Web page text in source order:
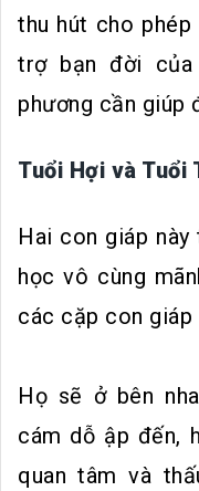
thu hút cho
trợ bạn đời
phương cần giúp
Tuổi Hợi và Tuổi
Hai con giáp
học vô cùng
các cặp con giáp
Họ sẽ ở bên
cám dỗ ập đến,
quan tâm và